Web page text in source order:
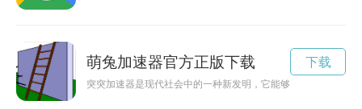
萌兔加速器官方正版下载
突突加速器是现代社会中的一种新发明，它能够让生活过得更
下载